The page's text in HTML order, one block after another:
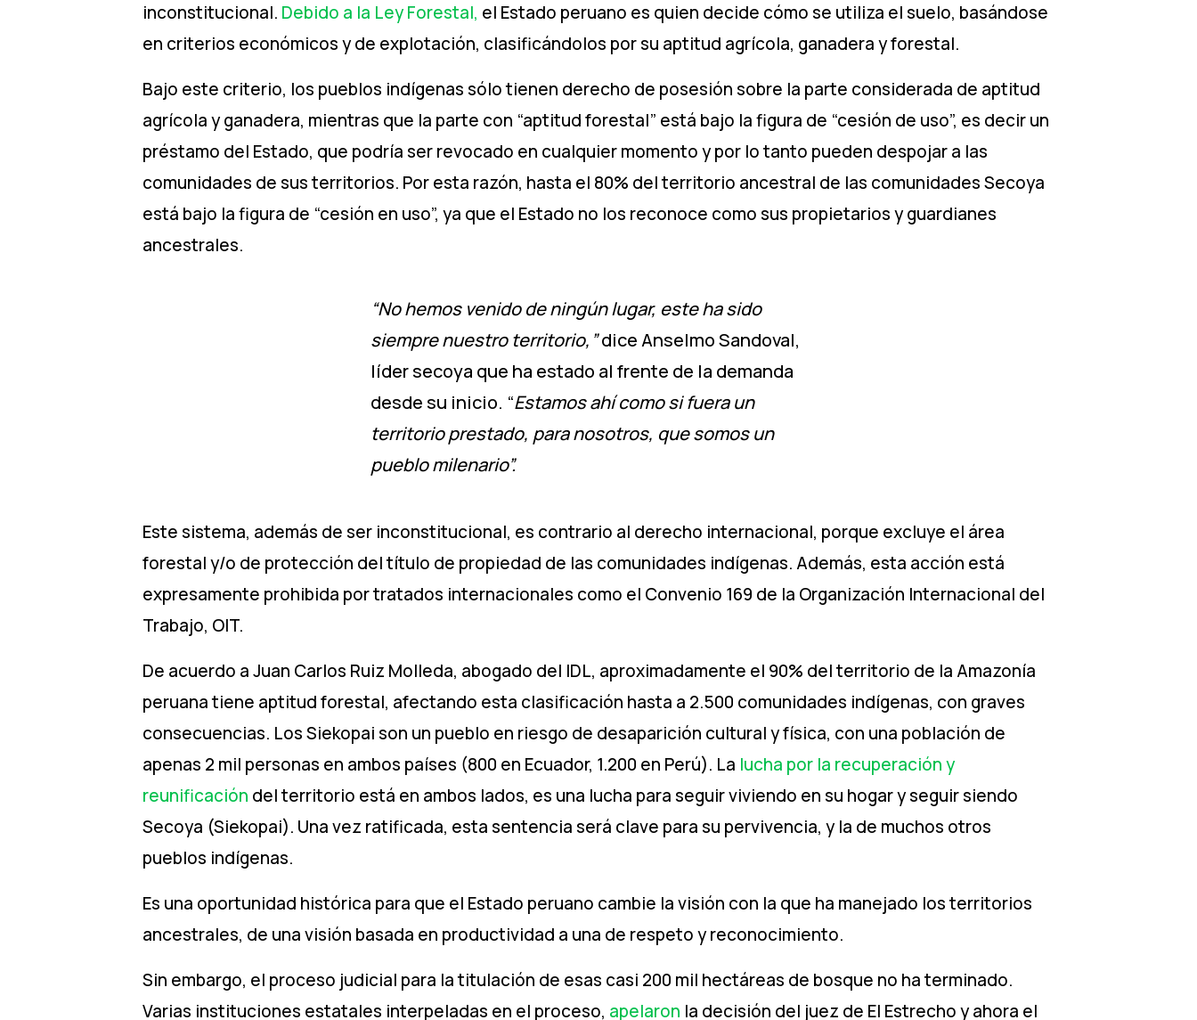
inconstitucional. Debido a la Ley Forestal, el Estado peruano es quien decide cómo se utiliza el suelo, basándose
en criterios económicos y de explotación, clasificándolos por su aptitud agrícola, ganadera y forestal.
Bajo este criterio, los pueblos indígenas sólo tienen derecho de posesión sobre la parte considerada de aptitud
agrícola y ganadera, mientras que la parte con “aptitud forestal” está bajo la figura de “cesión de uso”, es decir un
préstamo del Estado, que podría ser revocado en cualquier momento y por lo tanto pueden despojar a las
comunidades de sus territorios. Por esta razón, hasta el 80% del territorio ancestral de las comunidades Secoya
está bajo la figura de “cesión en uso”, ya que el Estado no los reconoce como sus propietarios y guardianes
ancestrales.
“No hemos venido de ningún lugar, este ha sido
siempre nuestro territorio,”dice Anselmo Sandoval,
líder secoya que ha estado al frente de la demanda
desde su inicio. “Estamos ahí como si fuera un
territorio prestado, para nosotros, que somos un
pueblo milenario”.
Este sistema, además de ser inconstitucional, es contrario al derecho internacional, porque excluye el área
forestal y/o de protección del título de propiedad de las comunidades indígenas. Además, esta acción está
expresamente prohibida por tratados internacionales como el Convenio 169 de la Organización Internacional del
Trabajo, OIT.
De acuerdo a Juan Carlos Ruiz Molleda, abogado del IDL, aproximadamente el 90% del territorio de la Amazonía
peruana tiene aptitud forestal, afectando esta clasificación hasta a 2.500 comunidades indígenas, con graves
consecuencias. Los Siekopai son un pueblo en riesgo de desaparición cultural y física, con una población de
apenas 2 mil personas en ambos países (800 en Ecuador, 1.200 en Perú). La lucha por la recuperación y
reunificación del territorio está en ambos lados, es una lucha para seguir viviendo en su hogar y seguir siendo
Secoya (Siekopai). Una vez ratificada, esta sentencia será clave para su pervivencia, y la de muchos otros
pueblos indígenas.
Es una oportunidad histórica para que el Estado peruano cambie la visión con la que ha manejado los territorios
ancestrales, de una visión basada en productividad a una de respeto y reconocimiento.
Sin embargo, el proceso judicial para la titulación de esas casi 200 mil hectáreas de bosque no ha terminado.
Varias instituciones estatales interpeladas en el proceso, apelaron la decisión del juez de El Estrecho y ahora el